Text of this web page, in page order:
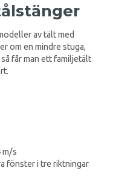
av tält med
om en mindre stuga,
får man ett familjetält
m/s
fönster i tre riktningar